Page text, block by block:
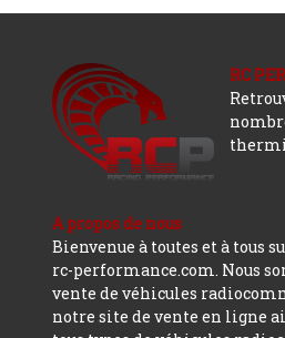
RC
A propos de nous
Bienvenue à toutes et à tous
rc-performance.com. Nous
vente de véhicules
notre site de vente en ligne